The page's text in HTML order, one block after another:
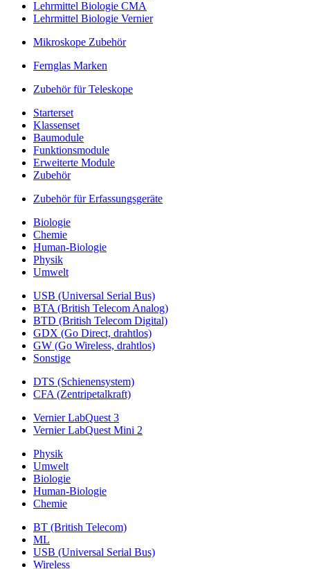
Lehrmittel Biologie CMA
Lehrmittel Biologie Vernier
Mikroskope Zubehör
Fernglas Marken
Zubehör für Teleskope
Starterset
Klassenset
Baumodule
Funktionsmodule
Erweiterte Module
Zubehör
Zubehör für Erfassungsgeräte
Biologie
Chemie
Human-Biologie
Physik
Umwelt
USB (Universal Serial Bus)
BTA (British Telecom Analog)
BTD (British Telecom Digital)
GDX (Go Direct, drahtlos)
GW (Go Wireless, drahtlos)
Sonstige
DTS (Schienensystem)
CFA (Zentripetalkraft)
Vernier LabQuest 3
Vernier LabQuest Mini 2
Physik
Umwelt
Biologie
Human-Biologie
Chemie
BT (British Telecom)
ML
USB (Universal Serial Bus)
Wireless